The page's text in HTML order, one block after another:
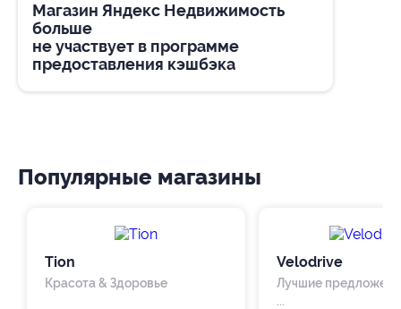
Магазин Яндекс Недвижимость
больше
не участвует в программе
предоставления кэшбэка
Популярные магазины
Tion
Красота & Здоровье
Velodrive
Лучшие
...